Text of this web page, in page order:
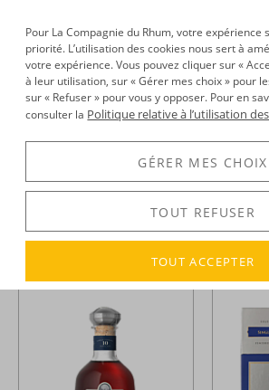
Rhum hors
d'âge - Reserva Exclusiva - 12
+
48,08 €TTC
d'âge -
verre - 70cl
49,21 €
Pour La Compagnie du Rhum, votre expérience
priorité. L’utilisation des cookies nous sert à
votre expérience. Vous pouvez cliquer sur «
à leur utilisation, sur « Gérer mes choix » pour
sur « Refuser » pour vous y opposer. Pour en
consulter la Politique relative à l’utilisation
GÉRER MES CHOIX
TOUT REFUSER
TOUT ACCEPTER